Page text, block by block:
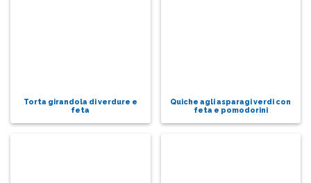
Torta girandola di verdure e
feta
Quiche agli asparagi verdi con
feta e pomodorini